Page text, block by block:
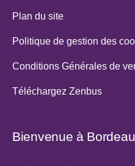
Plan du site
Politique de gestion des
Conditions Générales de
Téléchargez Zenbus
Bienvenue à